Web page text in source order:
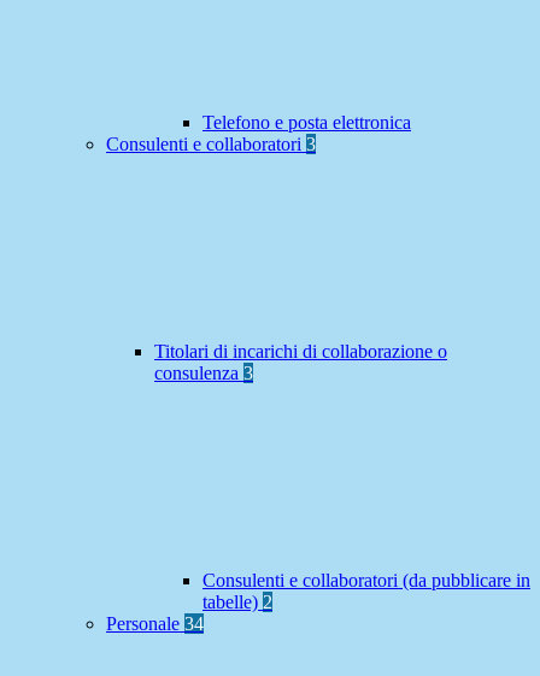
Telefono e posta elettronica
Consulenti e collaboratori 3
Titolari di incarichi di collaborazione o
consulenza 3
Consulenti e collaboratori (da pubblicare in
tabelle) 2
Personale 34